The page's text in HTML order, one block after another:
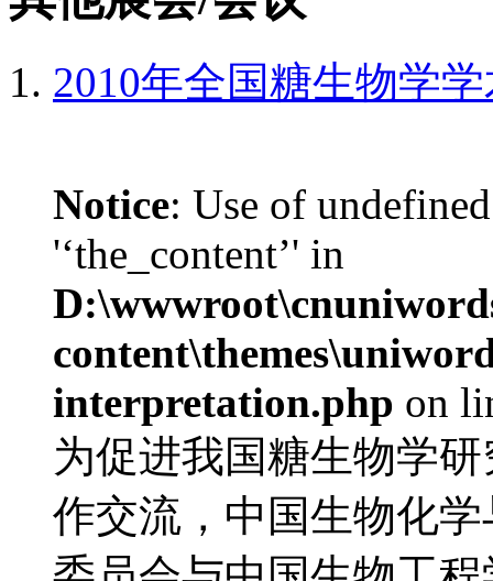
2010年全国糖生物学
Notice: Use of
'‘the_content’' in
interpretation.php on
为促进我国糖生物学
作交流，中国生物化